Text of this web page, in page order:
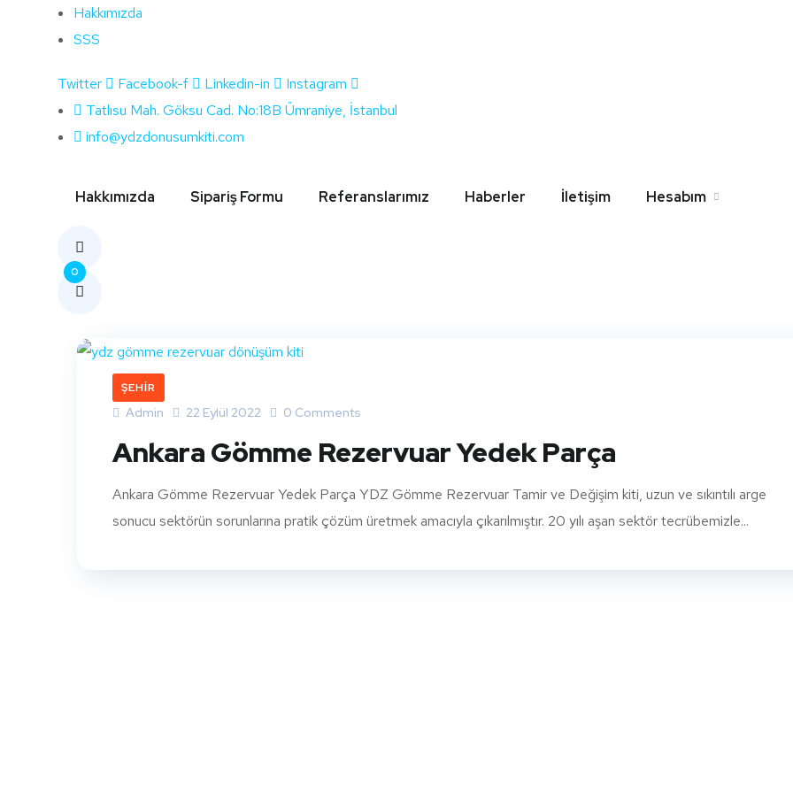
Hakkımızda
SSS
Twitter Facebook-f Linkedin-in
Instagram
Tatlısu Mah. Göksu Cad. No:18B Ümraniye, İstanbul
info@ydzdonusumkiti.com
Hakkımızda Sipariş Formu Referanslarımız Haberler İletişim Hesabım
0
Etiket:Ankara Norm Gömme
ŞEHIR
Admin 22 Eylül 2022 0 Comments
Ankara Gömme Rezervuar Yedek Parça
Ankara Gömme Rezervuar Yedek Parça YDZ Gömme Rezervuar Tamir ve Değişim kiti, uzun ve sıkıntılı arge
sonucu sektörün sorunlarına pratik çözüm üretmek amacıyla çıkarılmıştır. 20 yılı aşan sektör tecrübemizle...